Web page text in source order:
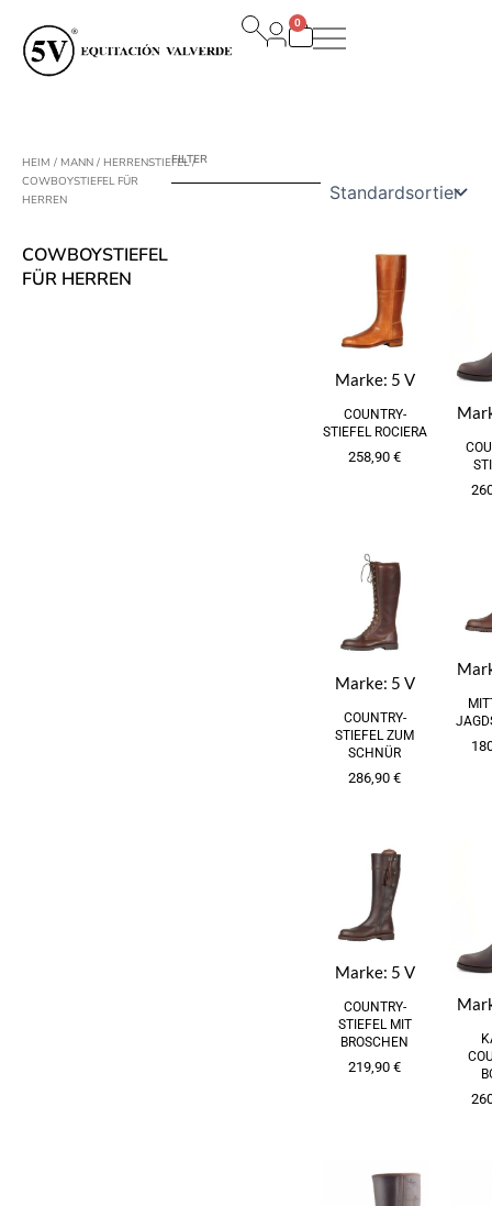
Inhalt
springen
0
Warenkorb
HEIM / MANN / HERRENSTIEFEL/
COWBOYSTIEFEL FÜR
HERREN
COWBOYSTIEFEL
FÜR HERREN
FILTER
Marke: 5 V
COUNTRY-
STIEFEL ROCIERA
258,90 €
Marke: 5 V
COUNTRY-
STIEFEL ZUM
SCHNÜR
286,90 €
Marke: 5 V
COUNTRY-
STIEFEL MIT
BROSCHEN
219,90 €